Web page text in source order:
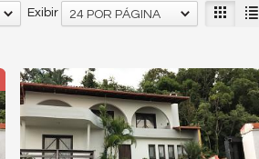
Exibir 24 POR PÁGINA